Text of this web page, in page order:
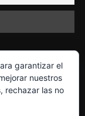
garantizar el
nuestros
rechazar las no